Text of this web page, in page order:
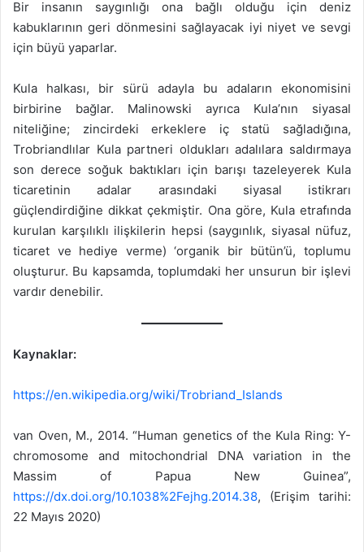
Bir insanın saygınlığı ona bağlı olduğu için deniz
kabuklarının geri dönmesini sağlayacak iyi niyet ve sevgi
için büyü yaparlar.
Kula halkası, bir sürü adayla bu adaların ekonomisini
birbirine bağlar. Malinowski ayrıca Kula’nın siyasal
niteliğine; zincirdeki erkeklere iç statü sağladığına,
Trobriandlılar Kula partneri oldukları adalılara saldırmaya
son derece soğuk baktıkları için barışı tazeleyerek Kula
ticaretinin adalar arasındaki siyasal istikrarı
güçlendirdiğine dikkat çekmiştir. Ona göre, Kula etrafında
kurulan karşılıklı ilişkilerin hepsi (saygınlık, siyasal nüfuz,
ticaret ve hediye verme) ‘organik bir bütün’ü, toplumu
oluşturur. Bu kapsamda, toplumdaki her unsurun bir işlevi
vardır denebilir.
Kaynaklar:
https://en.wikipedia.org/wiki/Trobriand_Islands
van Oven, M., 2014. “Human genetics of the Kula Ring: Y-
chromosome and mitochondrial DNA variation in the
Massim of Papua New Guinea”,
https://dx.doi.org/10.1038%2Fejhg.2014.38, (Erişim tarihi:
22 Mayıs 2020)